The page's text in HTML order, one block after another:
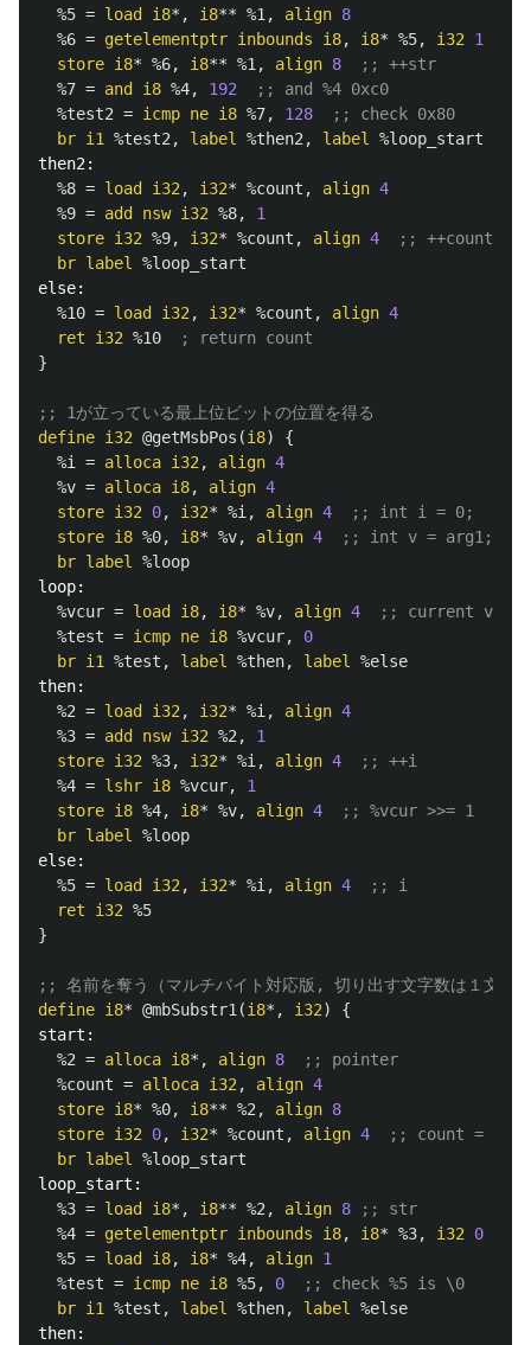
%5 = load i8*, i8** %1 , align 8
%6 = getelementptr inbounds i8, i8* %5, i32
1
store i8* %6, i8** %1 , align 8
;; ++str
%7 = and i8 %4, 192
;; and %4 0xc0
%test2 = icmp ne i8 %7, 128
;; check 0x80
br i1 %test2 , label %then2 , label
%loop_start
then2:
%8 = load i32 , i32* %count , align 4
%9 = add nsw i32 %8,
1
store i32 %9, i32* %count , align 4
;; ++count
br label
%loop_start
else:
%10 = load i32 , i32* %count , align 4
ret
i32 %10
; return count
}
;; 1が立っている最上位ビットの位置を得る
define i32 @getMsbPos (i8)
{
%i
= alloca i32 , align 4
%v = alloca i8, align 4
store i32 0, i32* %i , align 4
;; int i = 0;
store i8 %0, i8* %v, align 4
;; int v = arg1;
br label
%loop
loop:
%vcur = load i8, i8* %v, align 4
;; current v
%test = icmp ne i8 %vcur,
0
br i1 %test , label %then, label
%else
then:
%2 = load i32 , i32* %i , align 4
%3 = add nsw i32 %2 ,
1
store i32 %3, i32* %i , align 4
;; ++i
%4 = lshr i8 %vcur,
1
store i8 %4, i8* %v, align 4
;; %vcur >>= 1
br label
%loop
else:
%5 = load i32 , i32* %i , align 4
;; i
ret
i32 %5
}
;; 名前を奪う（マルチバイト対応版, 切り出す文字数は１文字
define i8* @mbSubstr1 (i8*, i32)
{
start:
%2 = alloca i8*, align 8
;; pointer
%count = alloca i32 , align 4
store i8* %0, i8** %2 , align 8
store i32 0, i32* %count , align 4
;; count = 0
br label
%loop_start
loop_start:
%3 = load i8*, i8** %2 , align 8
;; str
%4 = getelementptr inbounds i8, i8* %3, i32
0
%5 = load i8, i8* %4, align 1
%test = icmp ne i8 %5, 0
;; check %5 is \0
br i1 %test , label %then, label
%else
then: